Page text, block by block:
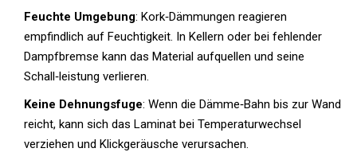
Feuchte Umgebung: Kork‑Dämmungen reagieren
empfindlich auf Feuchtigkeit. In Kellern oder bei fehlender
Dampfbremse kann das Material aufquellen und seine
Schall‑leistung verlieren.
Keine Dehnungsfuge: Wenn die Dämme‑Bahn bis zur Wand
reicht, kann sich das Laminat bei Temperaturwechsel
verziehen und Klickgeräusche verursachen.